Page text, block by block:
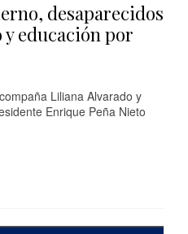
desaparecidos
educación por
Liliana Alvarado y
Enrique Peña Nieto